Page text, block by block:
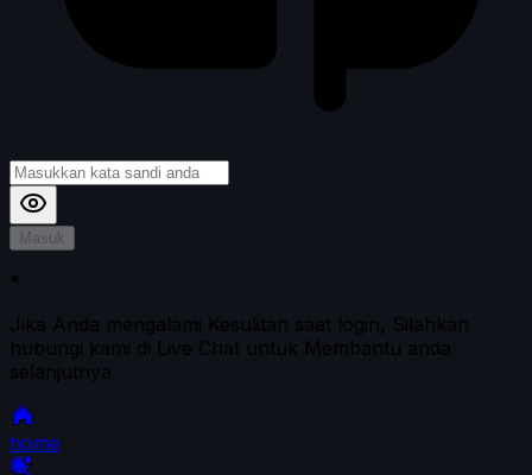
Masuk
*
Jika Anda mengalami Kesulitan saat login, Silahkan
hubungi kami di Live Chat untuk Membantu anda
selanjutnya
home